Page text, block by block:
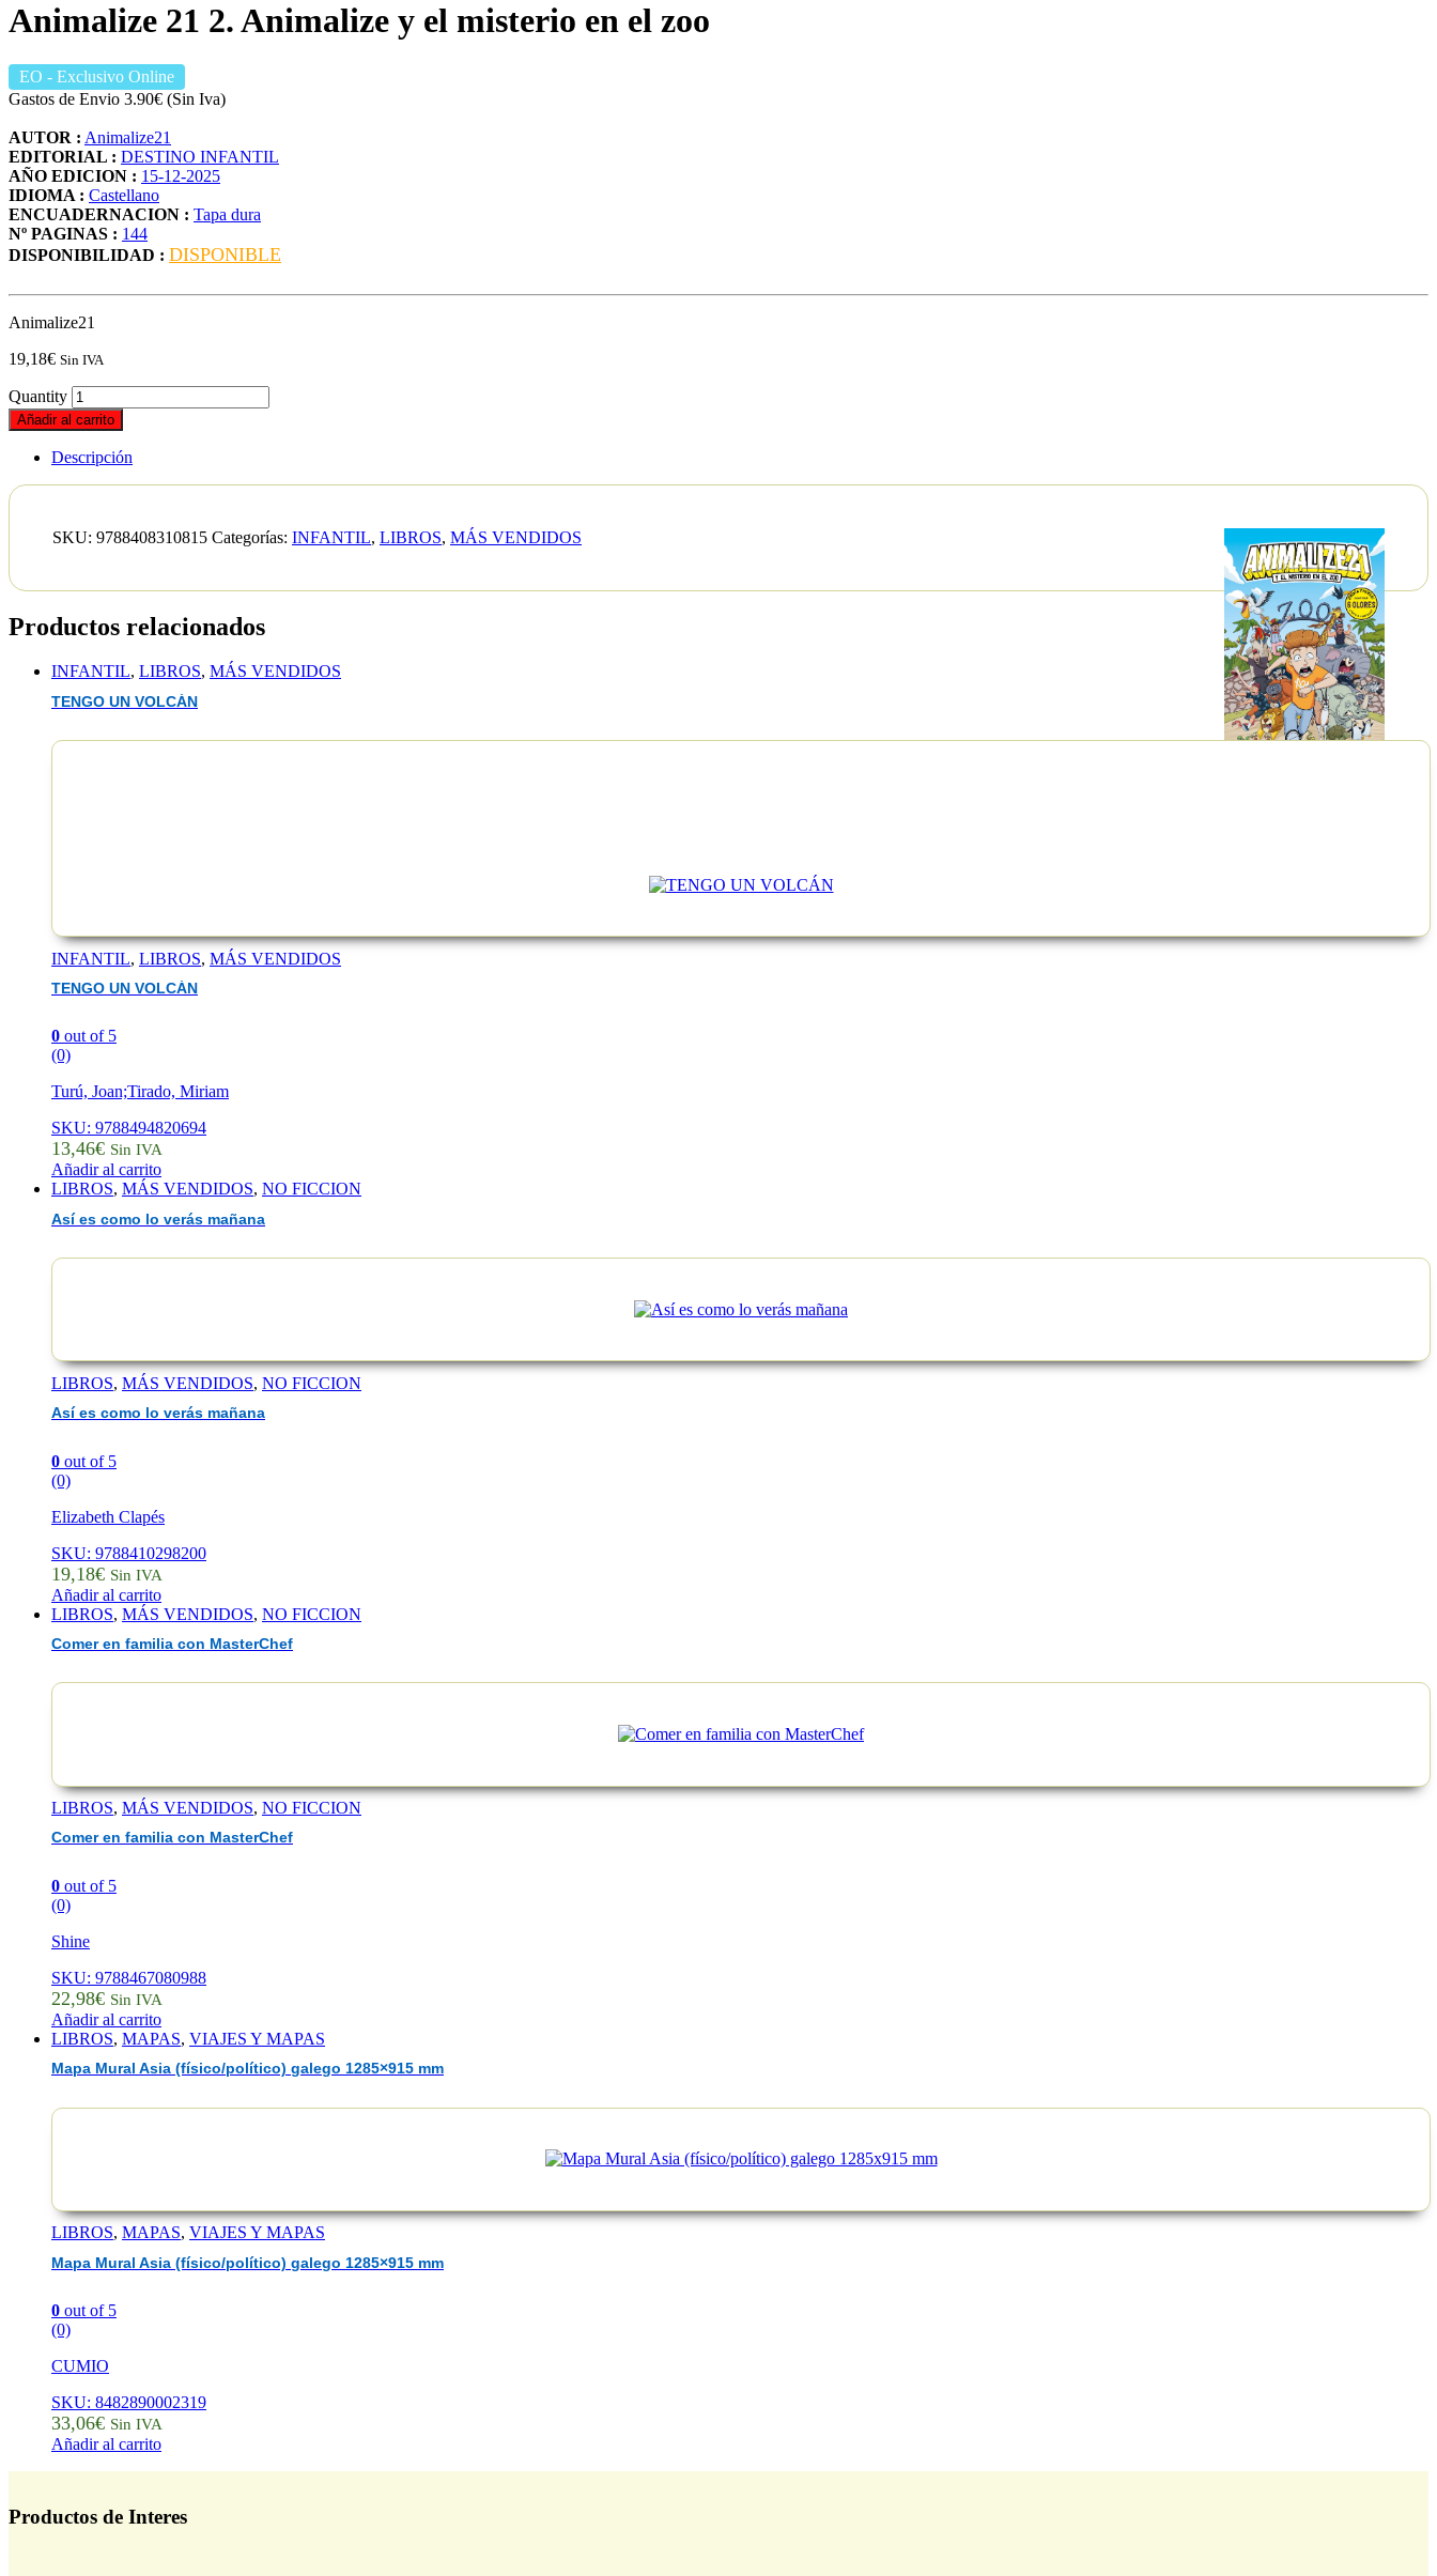
Animalize 21 2. Animalize y el misterio en el zoo
EO - Exclusivo Online
Gastos de Envio 3.90€ (Sin Iva)
AUTOR : Animalize21
EDITORIAL : DESTINO INFANTIL
AÑO EDICION : 15-12-2025
IDIOMA : Castellano
ENCUADERNACION : Tapa dura
Nº PAGINAS : 144
DISPONIBILIDAD : DISPONIBLE
Animalize21
19,18€ Sin IVA
Quantity
Añadir al carrito
Descripción
SKU: 9788408310815 Categorías: INFANTIL, LIBROS, MÁS VENDIDOS
Productos relacionados
INFANTIL, LIBROS, MÁS VENDIDOS
TENGO UN VOLCÁN
INFANTIL, LIBROS, MÁS VENDIDOS
TENGO UN VOLCÁN
0 out of 5
(0)
Turú, Joan;Tirado, Miriam
SKU: 9788494820694
13,46€ Sin IVA
Añadir al carrito
LIBROS, MÁS VENDIDOS, NO FICCION
Así es como lo verás mañana
LIBROS, MÁS VENDIDOS, NO FICCION
Así es como lo verás mañana
0 out of 5
(0)
Elizabeth Clapés
SKU: 9788410298200
19,18€ Sin IVA
Añadir al carrito
LIBROS, MÁS VENDIDOS, NO FICCION
Comer en familia con MasterChef
LIBROS, MÁS VENDIDOS, NO FICCION
Comer en familia con MasterChef
0 out of 5
(0)
Shine
SKU: 9788467080988
22,98€ Sin IVA
Añadir al carrito
LIBROS, MAPAS, VIAJES Y MAPAS
Mapa Mural Asia (físico/político) galego 1285×915 mm
LIBROS, MAPAS, VIAJES Y MAPAS
Mapa Mural Asia (físico/político) galego 1285×915 mm
0 out of 5
(0)
CUMIO
SKU: 8482890002319
33,06€ Sin IVA
Añadir al carrito
Productos de Interes